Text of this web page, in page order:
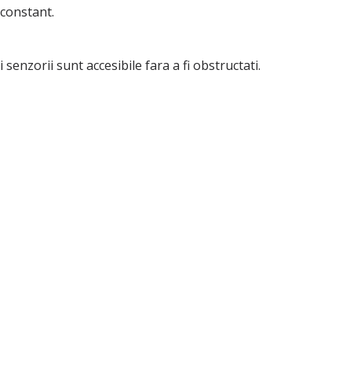
sunt accesibile fara a fi obstructati.